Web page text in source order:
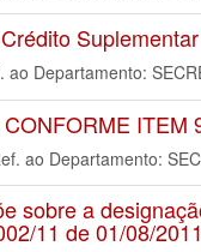
Departamento:
Departamento:
sobre a
11 de 01/08/